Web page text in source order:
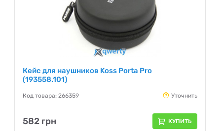
Кейс для наушников Koss Porta Pro
(193558.101)
Код товара: 266359 Уточнить
582 грн КУПИТЬ